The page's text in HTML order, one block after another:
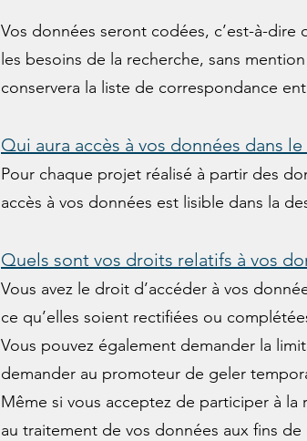
Vos données seront codées, c’est-à-
les besoins de la recherche, sans
conservera la liste de correspondance
Qui aura accès à vos données dans
Pour chaque projet réalisé à partir des
accès à vos données est lisible dans la
Quels sont vos droits relatifs à vos
Vous avez le droit d’accéder à vos
ce qu’elles soient rectifiées ou
Vous pouvez également demander la
demander au promoteur de geler
Même si vous acceptez de participer à
au traitement de vos données aux fins